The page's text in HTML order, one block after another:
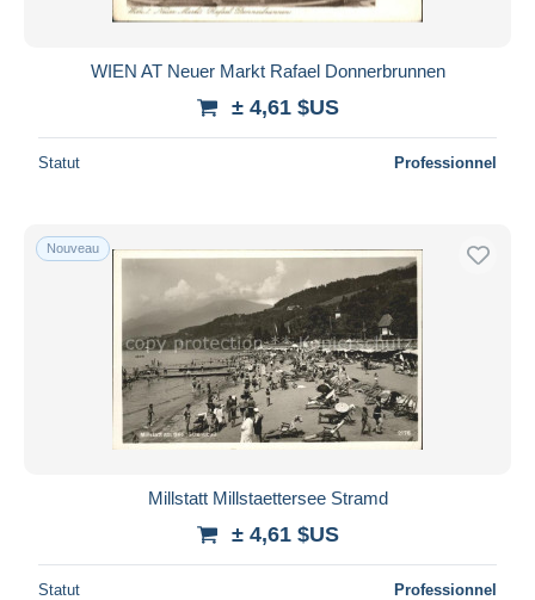
WIEN AT Neuer Markt Rafael Donnerbrunnen
± 4,61 $US
Statut Professionnel
Nouveau
Millstatt Millstaettersee Stramd
± 4,61 $US
Statut Professionnel